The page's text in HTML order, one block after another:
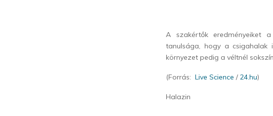
A szakértők eredményeiket
tanulsága, hogy a
környezet pedig a véltnél
(Forrás:Live Science /24.hu)
Halazin